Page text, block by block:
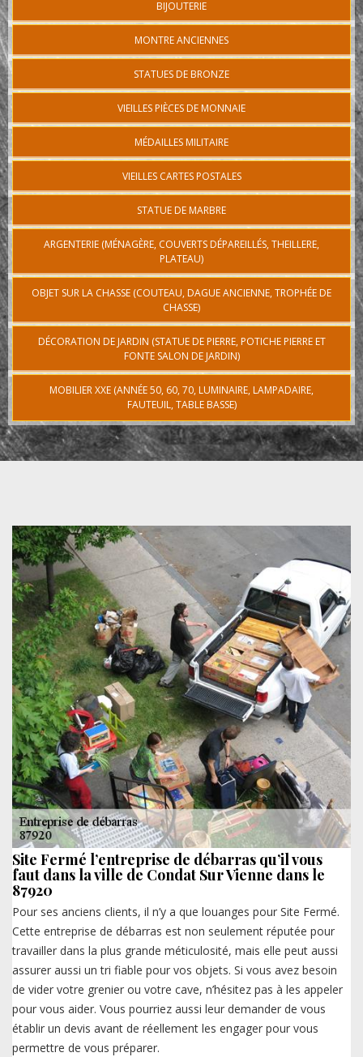
BIJOUTERIE
MONTRE ANCIENNES
STATUES DE BRONZE
VIEILLES PIÈCES DE MONNAIE
MÉDAILLES MILITAIRE
VIEILLES CARTES POSTALES
STATUE DE MARBRE
ARGENTERIE (MÉNAGÈRE, COUVERTS DÉPAREILLÉS, THEILLERE,
PLATEAU)
OBJET SUR LA CHASSE (COUTEAU, DAGUE ANCIENNE, TROPHÉE DE
CHASSE)
DÉCORATION DE JARDIN (STATUE DE PIERRE, POTICHE PIERRE ET
FONTE SALON DE JARDIN)
MOBILIER XXE (ANNÉE 50, 60, 70, LUMINAIRE, LAMPADAIRE,
FAUTEUIL, TABLE BASSE)
Site Fermé l’entreprise de débarras qu’il vous
faut dans la ville de Condat Sur Vienne dans le
87920
Pour ses anciens clients, il n’y a que louanges pour Site Fermé.
Cette entreprise de débarras est non seulement réputée pour
travailler dans la plus grande méticulosité, mais elle peut aussi
assurer aussi un tri fiable pour vos objets. Si vous avez besoin
de vider votre grenier ou votre cave, n’hésitez pas à les appeler
pour vous aider. Vous pourriez aussi leur demander de vous
établir un devis avant de réellement les engager pour vous
permettre de vous préparer.